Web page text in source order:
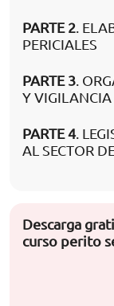
PARTE 2.
PERICIALES
PARTE 3.
Y VIGILANCIA
PARTE 4.
AL SECTOR
Descarga
curso perito